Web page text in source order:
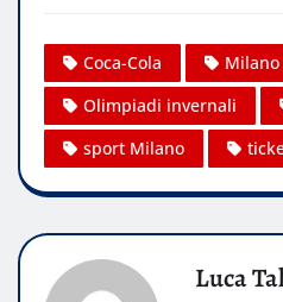
Coca-Cola
Olimpiadi invernali
sport Milano
Luca